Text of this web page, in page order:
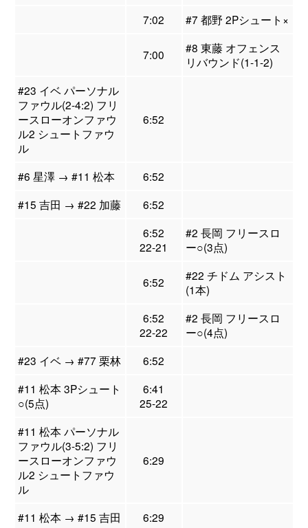
7:02
#7 都野 2Pシュート×
7:00
#8 東藤 オフェンス
リバウンド(1-1-2)
#23 イベ パーソナル
ファウル(2-4:2) フリ
ースローオンファウ
ル2 シュートファウ
ル
6:52
#6 星澤 → #11 松本
6:52
#15 吉田 → #22 加藤
6:52
6:52
22-21
#2 長岡 フリースロ
ー○(3点)
6:52
#22 チドム アシスト
(1本)
6:52
22-22
#2 長岡 フリースロ
ー○(4点)
#23 イベ → #77 栗林
6:52
#11 松本 3Pシュート
○(5点)
6:41
25-22
#11 松本 パーソナル
ファウル(3-5:2) フリ
ースローオンファウ
ル2 シュートファウ
ル
6:29
#11 松本 → #15 吉田
6:29